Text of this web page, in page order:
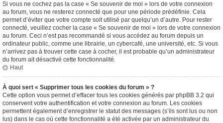
Si vous ne cochez pas la case « Se souvenir de moi » lors de votre connexion
au forum, vous ne resterez connecté que pour une période prédéfinie. Cela
permet d’éviter que votre compte soit utilisé par quelqu’un d’autre. Pour rester
connecté, veuillez cocher la case « Se souvenir de moi » lors de votre connexion
au forum. Ceci n’est pas recommandé si vous accédez au forum depuis un
ordinateur public, comme une librairie, un cybercafé, une université, etc. Si vous
n’arrivez pas à trouver cette case à cocher, il est probable qu’un administrateur
du forum ait désactivé cette fonctionnalité.
Haut
À quoi sert « Supprimer tous les cookies du forum » ?
Cette option vous permet d’effacer tous les cookies générés par phpBB 3.2 qui
conservent votre authentification et votre connexion au forum. Les cookies
permettent également d’enregistrer le statut des messages (s’ils sont lus ou non
lus) dans le cas où cette fonctionnalité a été activée par un administrateur du